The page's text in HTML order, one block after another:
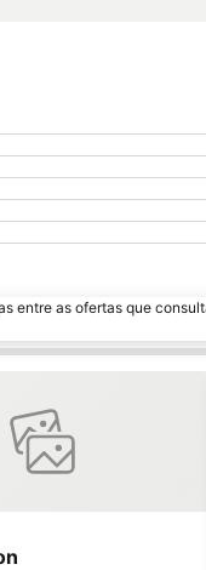
entre as ofertas que
aos favoritos